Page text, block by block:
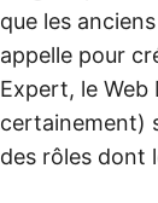
que les
appelle pour
Expert, le Web
certainement)
des rôles dont